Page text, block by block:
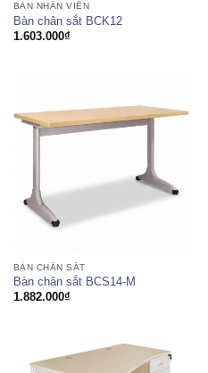
BÀN NHÂN VIÊN
Bàn chân sắt BCK12
1.603.000₫
BÀN CHÂN SẮT
Bàn chân sắt BCS14-M
1.882.000₫